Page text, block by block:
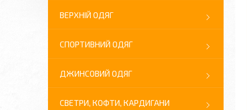
ВЕРХНІЙ ОДЯГ
СПОРТИВНИЙ ОДЯГ
ДЖИНСОВИЙ ОДЯГ
СВЕТРИ, КОФТИ, КАРДИГАНИ